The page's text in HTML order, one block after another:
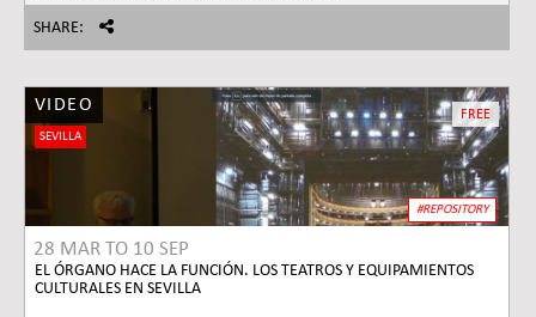
SHARE:
VIDEO
SEVILLA
28 MAR TO 10 SEP
FREE
EL ÓRGANO HACE LA FUNCIÓN. LOS TEATROS Y EQUIPAMIENTOS
CULTURALES EN SEVILLA
#REPOSITORY